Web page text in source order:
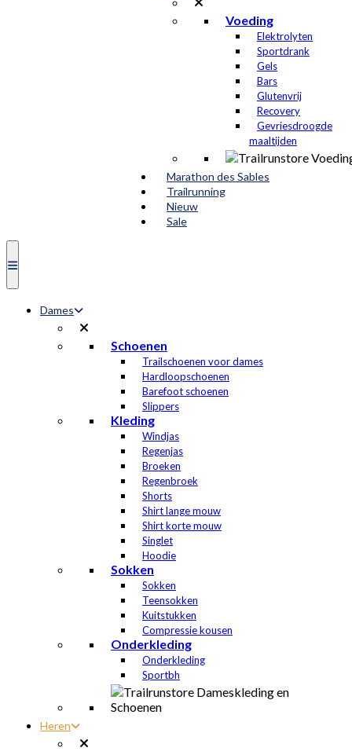
Voeding
Elektrolyten
Sportdrank
Gels
Bars
Glutenvrij
Recovery
Gevriesdroogde
maaltijden
Marathon des Sables
Trailrunning
Nieuw
Sale
Dames
Schoenen
Trailschoenen voor dames
Hardloopschoenen
Barefoot schoenen
Slippers
Kleding
Windjas
Regenjas
Broeken
Regenbroek
Shorts
Shirt lange mouw
Shirt korte mouw
Singlet
Hoodie
Sokken
Sokken
Teensokken
Kuitstukken
Compressie kousen
Onderkleding
Onderkleding
Sportbh
Heren